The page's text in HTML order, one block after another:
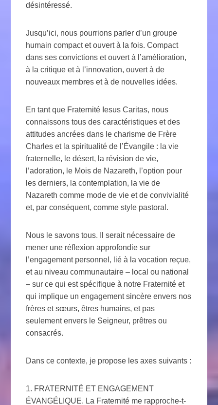
désintéressé.
Jusqu’ici, nous pourrions parler d’un groupe
humain compact et ouvert à la fois. Compact
dans ses convictions et ouvert à l’amélioration,
à la critique et à l’innovation, ouvert à de
nouveaux membres et à de nouvelles idées.
En tant que Fraternité Iesus Caritas, nous
connaissons tous des caractéristiques et des
attitudes ancrées dans le charisme de Frère
Charles et la spiritualité de l’Évangile : la vie
fraternelle, le désert, la révision de vie,
l’adoration, le Mois de Nazareth, l’option pour
les derniers, la contemplation, la vie de
Nazareth comme mode de vie et de convivialité
et, par conséquent, comme style pastoral.
Nous le savons tous. Il serait nécessaire de
mener une réflexion approfondie sur
l’engagement personnel, lié à la vocation reçue,
et au niveau communautaire – local ou national
– sur ce qui est spécifique à notre Fraternité et
qui implique un engagement sincère envers nos
frères et sœurs, êtres humains, et pas
seulement envers le Seigneur, prêtres ou
consacrés.
Dans ce contexte, je propose les axes suivants :
1. FRATERNITÉ ET ENGAGEMENT
ÉVANGÉLIQUE. La Fraternité me rapproche-t-